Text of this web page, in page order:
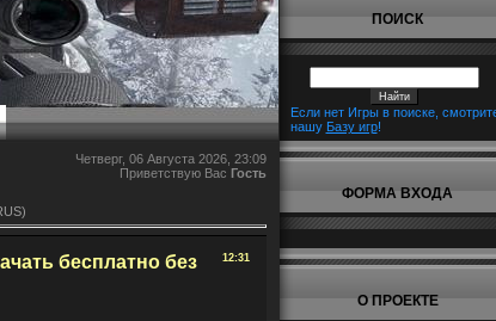
Четверг, 06 Августа 2026, 23:09
Приветствую Вас Гость
12:31
бесплатно без
ПОИСК
Если нет Игры в поиске,
нашу Базу игр!
ФОРМА ВХОДА
О ПРОЕКТЕ